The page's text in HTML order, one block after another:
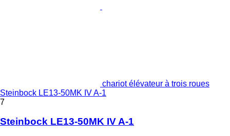
chariot élévateur à trois roues
Steinbock LE13-50MK IV A-1
7
Steinbock LE13-50MK IV A-1